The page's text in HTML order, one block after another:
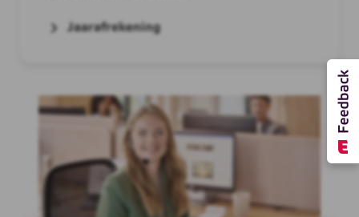
Jaarafrekening